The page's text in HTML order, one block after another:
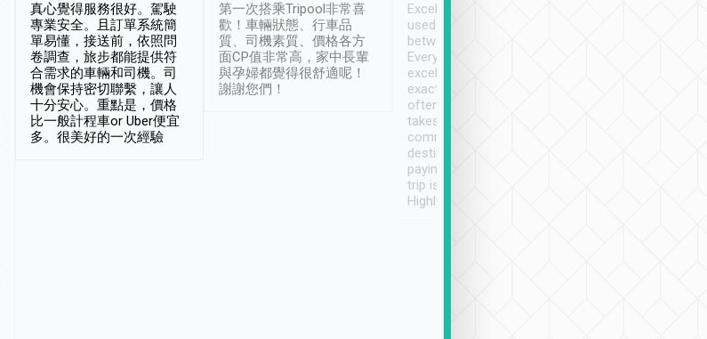
真心覺得服務很好。駕駛
專業安全。且訂單系統簡
單易懂，接送前，依照問
卷調查，旅步都能提供符
合需求的車輛和司機。司
機會保持密切聯繫，讓人
十分安心。重點是，價格
比一般計程車or Uber便宜
多。很美好的一次經驗
第一次搭乘Tripool非常喜
歡！車輛狀態、行車品
質、司機素質、價格各方
面CP值非常高，家中長輩
與孕婦都覺得很舒適呢！
謝謝您們！
Excellent service. We have
used Tripool to travel
between cities in Taiwan.
Every driver has been
excellent and arrives
exactly on time. As there is
often limited English it
takes the difficulty out of
communicating the
destination details and
paying online prior to the
trip is very convenient.
Highly recommended